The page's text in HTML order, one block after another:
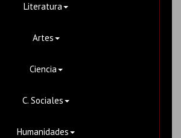
Literatura
Artes
Ciencia
C. Sociales
Humanidades